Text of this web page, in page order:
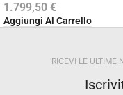
1.799,50 €
Aggiungi Al Carrello
RICEVI LE ULTIME